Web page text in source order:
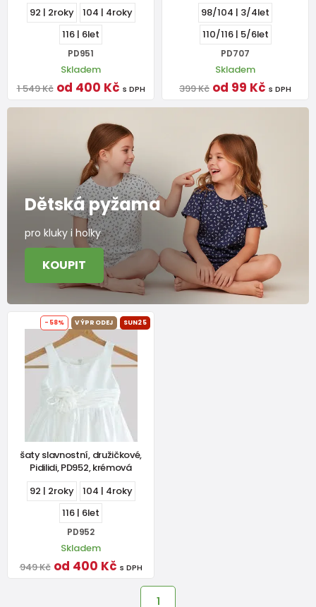
92 | 2roky
104 | 4roky
116 | 6let
PD951
Skladem
1 549 Kč od 400 Kč s DPH
98/104 | 3/4let
110/116 | 5/6let
PD707
Skladem
399 Kč od 99 Kč s DPH
Dětská pyžama
pro kluky i holky
KOUPIT
-58% VÝPRODEJ SUN25
šaty slavnostní, družičkové,
Pidilidi, PD952, krémová
92 | 2roky
104 | 4roky
116 | 6let
PD952
Skladem
949 Kč od 400 Kč s DPH
1